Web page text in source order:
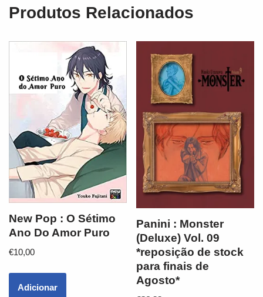
Produtos Relacionados
New Pop : O Sétimo
Ano Do Amor Puro
€10,00
Adicionar
Panini : Monster
(Deluxe) Vol. 09
*reposição de stock
para finais de
Agosto*